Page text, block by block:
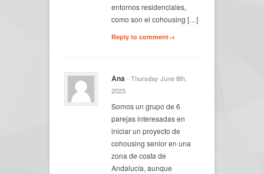
entornos residenciales,
como son el cohousing […]
Reply to comment→
Ana- Thursday June 8th,
2023
Somos un grupo de 6
parejas interesadas en
iniciar un proyecto de
cohousing senior en una
zona de costa de
Andalucía, aunque